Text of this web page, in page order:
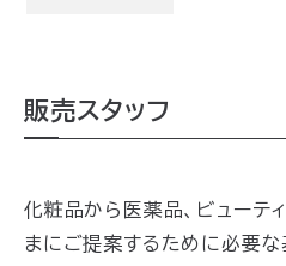
販売スタッフ
化粧品から医薬品、ビューテ
まにご提案するために必要な